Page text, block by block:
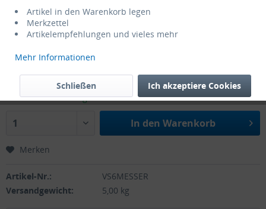
110,00 € *
zzgl. Versandkosten
Lieferzeit: 1-3 Tage
In den Warenkorb
Merken
Artikel-Nr.:
VS6MESSER
Versandgewicht:
5,00 kg
Artikel in den Warenkorb legen
Merkzettel
Artikelempfehlungen und vieles mehr
Mehr Informationen
Ich akzeptiere Cookies
Schließen